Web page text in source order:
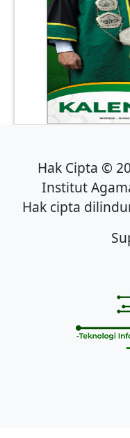
Hak Cipta ©
Institut
Hak cipta